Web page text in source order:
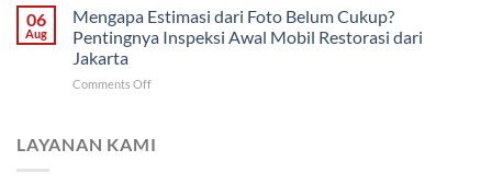
dari
Malang
Mana
yang
Memantau
Progres
Restorasi
Jarak
Pemilik
06
Aug
Mengapa Estimasi dari Foto Belum Cukup?
Pentingnya Inspeksi Awal Mobil Restorasi dari
Jakarta
Comments Offon
dari
LAYANAN KAMI